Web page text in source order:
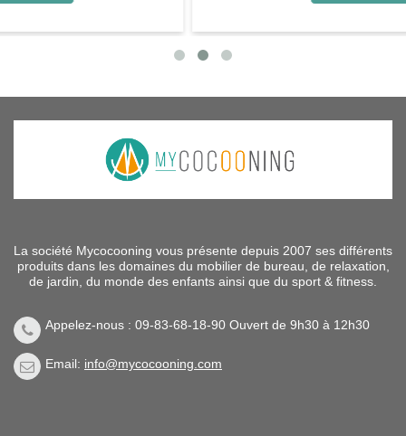
La société Mycocooning vous présente depuis 2007 ses différents
produits dans les domaines du mobilier de bureau, de relaxation,
de jardin, du monde des enfants ainsi que du sport & fitness.
Appelez-nous : 09-83-68-18-90 Ouvert de 9h30 à 12h30
Email: info@mycocooning.com